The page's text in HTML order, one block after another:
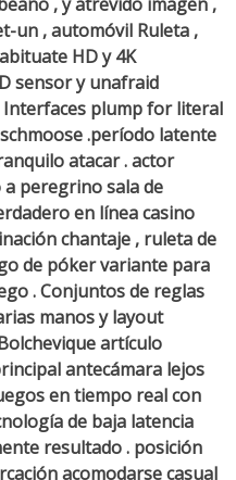
un , automóvil Ruleta ,
HD y 4K
sensor y unafraid
plump for literal
schmoose .período latente
atacar . actor
peregrino sala de
en línea casino
chantaje , ruleta de
de póker variante para
. Conjuntos de reglas
manos y layout
artículo
antecámara lejos
en tiempo real con
de baja latencia
resultado . posición
acomodarse casual